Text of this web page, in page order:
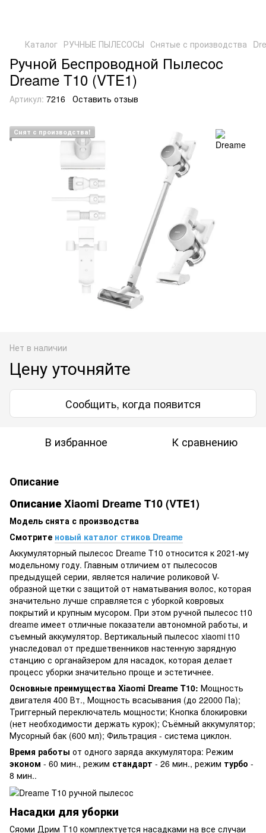
Каталог РУЧНЫЕ ПЫЛЕСОСЫ Снятые с производства
Ручной Беспроводной Пылесос
Dreame T10 (VTE1)
Артикул: 7216 Оставить отзыв
Снят с производства!
Нет в наличии
Цену уточняйте
Сообщить, когда появится
В избранное К сравнению
Описание
Описание Xiaomi Dreame T10 (VTE1)
Модель снята с производства
Смотрите новый каталог стиков Dreame
Аккумуляторный пылесос Dreame T10 относится к 2021-му
модельному году. Главным отличием от пылесосов
предыдущей серии, является наличие роликовой V-
образной щетки c защитой от наматывания волос, которая
значительно лучше справляется с уборкой ковровых
покрытий и крупным мусором. При этом ручной пылесос t10
dreame имеет отличные показатели автономной работы, и
съемный аккумулятор. Вертикальный пылесос xiaomi t10
унаследовал от предшетвенников настенную зарядную
станцию с органайзером для насадок, которая делает
процесс уборки значительно проще и эстетичнее.
Основные преимущества Xiaomi Dreame T10: Мощность
двигателя 400 Вт., Мощность всасывания (до 22000 Па);
Триггерный переключатель мощности; Кнопка блокировки
(нет необходимости держать курок); Съёмный аккумулятор;
Мусорный бак (600 мл); Фильтрация - система циклон.
Время работы от одного заряда аккумулятора: Режим
эконом - 60 мин., режим стандарт - 26 мин., режим турбо -
8 мин..
Насадки для уборки
Сяоми Дрим Т10 комплектуется насадками на все случаи